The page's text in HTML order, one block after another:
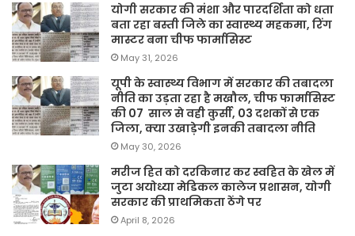
योगी सरकार की मंशा और पारदर्शिता को धता
बता रहा बस्ती जिले का स्वास्थ्य महकमा, रिंग
मास्टर बना चीफ फार्मासिस्ट
May 31, 2026
यूपी के स्वास्थ्य विभाग में सरकार की तबादला
नीति का उड़ता रहा है मखौल, चीफ फार्मासिस्ट
की 07 साल से वही कुर्सी, 03 दशकों से एक
जिला, क्या उखाड़ेगी इनकी तबादला नीति
May 30, 2026
मरीज हित को दरकिनार कर स्वहित के खेल में
जुटा अयोध्या मेडिकल कालेज प्रशासन, योगी
सरकार की प्राथमिकता ठेंगे पर
April 8, 2026